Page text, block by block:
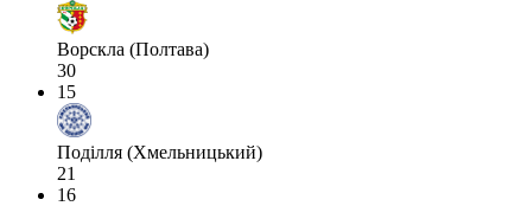
Ворскла (Полтава)
30
15
Поділля (Хмельницький)
21
16